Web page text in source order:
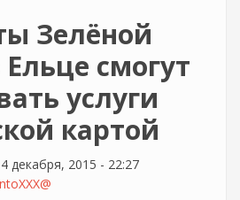
Зелёной
смогут
услуги
картой
декабря, 2015 - 22:27